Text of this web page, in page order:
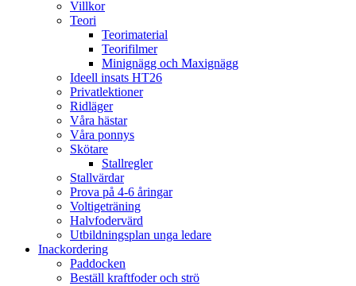
Villkor
Teori
Teorimaterial
Teorifilmer
Minignägg och Maxignägg
Ideell insats HT26
Privatlektioner
Ridläger
Våra hästar
Våra ponnys
Skötare
Stallregler
Stallvärdar
Prova på 4-6 åringar
Voltigeträning
Halvfodervärd
Utbildningsplan unga ledare
Inackordering
Paddocken
Beställ kraftfoder och strö